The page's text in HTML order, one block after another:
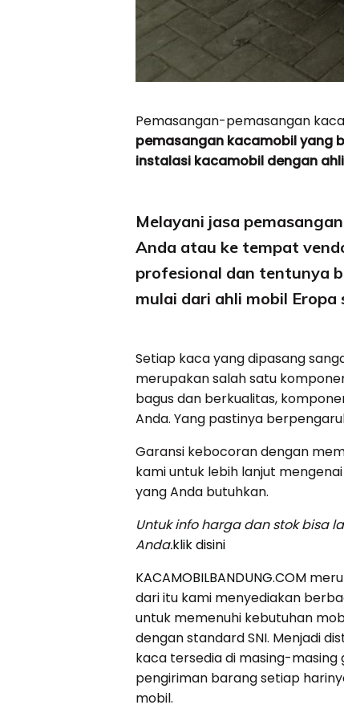
Pemasangan-pemasangan
pemasangan kacamobil yang
instalasi kacamobil dengan
Melayani jasa
Anda atau ke tempat
profesional dan tentunya
mulai dari ahli mobil Eropa
Setiap kaca yang dipasang
merupakan salah satu
bagus dan berkualitas,
Anda. Yang pastinya
Garansi kebocoran dengan
kami untuk lebih lanjut
yang Anda butuhkan.
Untuk info harga dan stok bisa
Anda.klik disini
KACAMOBILBANDUNG.COM
dari itu kami menyediakan
untuk memenuhi kebutuhan
dengan standard SNI. Menjadi
kaca tersedia di masing-masing
pengiriman barang setiap
mobil.